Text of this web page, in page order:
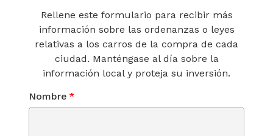
Rellene este formulario para recibir más
información sobre las ordenanzas o leyes
relativas a los carros de la compra de cada
ciudad. Manténgase al día sobre la
información local y proteja su inversión.
Nombre *